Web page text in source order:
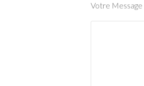
Votre Message